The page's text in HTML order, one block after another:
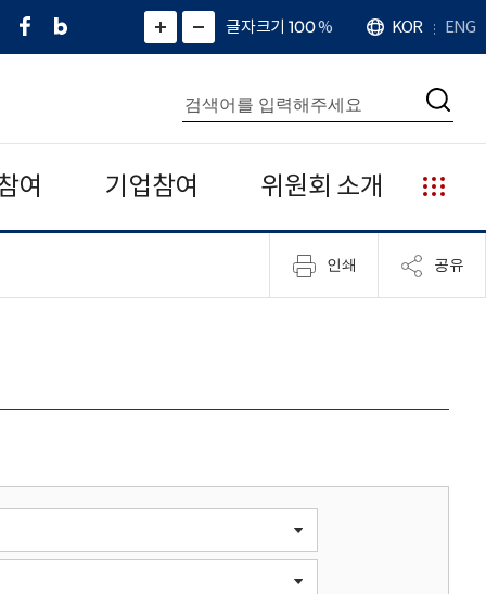
페
네
그
)
화
면
면
소
확
대
치
글자크기 100%
언
어
KOR ENG
통
합
검
색
검
여 기업참여 위원회 소개
누
리
집
안
인쇄 공유